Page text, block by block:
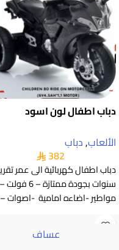
دباب اطفال لون اسود
الألعاب,دباب
382
مواطير -اضاءه امامية -اصوات –
عساف